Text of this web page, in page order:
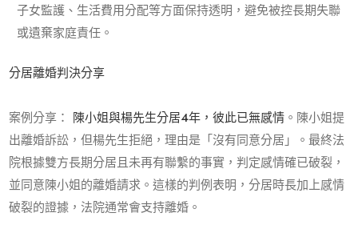
子女監護、生活費用分配等方面保持透明，避免被控長期失聯
或遺棄家庭責任。
分居離婚判決分享
案例分享： 陳小姐與楊先生分居4年，彼此已無感情 。陳小姐提
出離婚訴訟，但楊先生拒絕，理由是「沒有同意分居」。最終法
院根據雙方長期分居且未再有聯繫的事實，判定感情確已破裂，
並同意陳小姐的離婚請求。這樣的判例表明，分居時長加上感情
破裂的證據，法院通常會支持離婚。